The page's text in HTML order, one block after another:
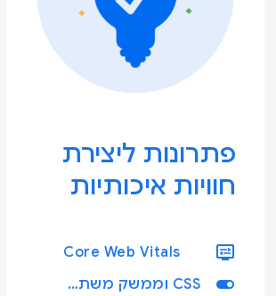
פתרונות ליצירת
חוויות איכותיות
display_settings
Core Web Vitals
toggle_on CSS וממשק משתמש